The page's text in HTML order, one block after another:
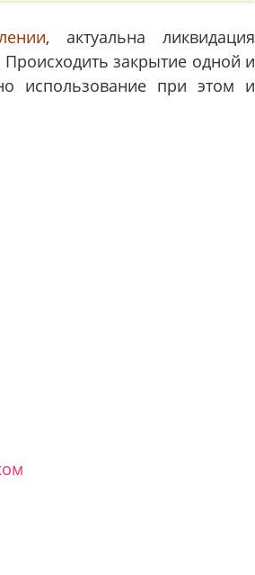
, актуальна ликвидация
закрытие одной и
использование при этом и